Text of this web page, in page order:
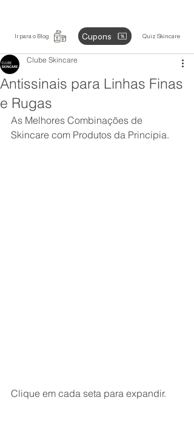
Ir para o Blog Cupons Quiz Skincare
Antissinais para Linhas Finas
e Rugas
Clube Skincare
As Melhores Combinações de
Skincare com Produtos da Principia.
Clique em cada seta para expandir.